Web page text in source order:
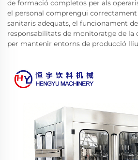
de formació completos per als
el personal comprengui
sanitaris adequats, el funcionament
responsabilitats de monitoratge de la
per mantenir entorns de producció